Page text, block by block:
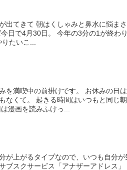
出てきて 朝はくしゃみと鼻水に悩ま
日で4月30日。 今年の3分の1が終わ
たいこ...
を満喫中の前掛けです。 お休みの日
なくて。 起きる時間はいつもと同じ
漫画を読みふけっ...
が上がるタイプなので、いつも自分が
ブスクサービス「アナザーアドレス」